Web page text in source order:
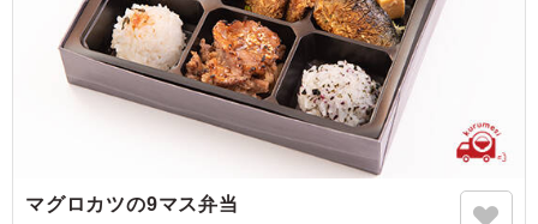
マグロカツの9マス弁当